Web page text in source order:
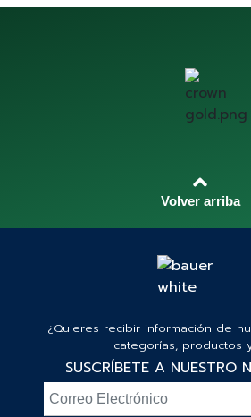
¿Quieres recibir información de
categorías, productos
SUSCRÍBETE A NUESTRO